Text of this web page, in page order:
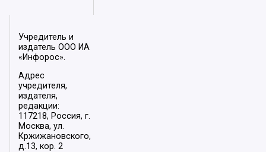
Учредитель и
издатель ООО ИА
«Инфорос».
Адрес
учредителя,
издателя,
редакции:
117218, Россия, г.
Москва, ул.
Кржижановского,
д.13, кор. 2